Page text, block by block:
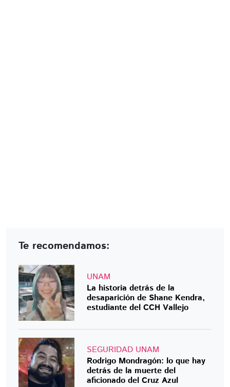
Te recomendamos:
UNAM
La historia detrás de la
desaparición de Shane Kendra,
estudiante del CCH Vallejo
SEGURIDAD UNAM
Rodrigo Mondragón: lo que hay
detrás de la muerte del
aficionado del Cruz Azul